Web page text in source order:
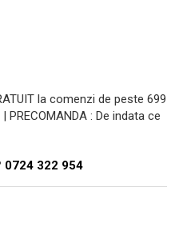
la comenzi de peste 699
: De indata ce
0724 322 954